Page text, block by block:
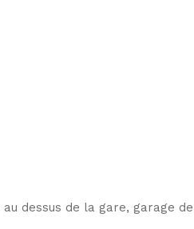
dessus de la gare, garage